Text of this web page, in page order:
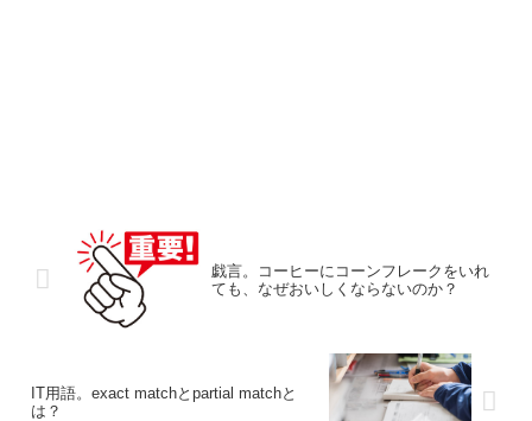
戯言。コーヒーにコーンフレークをいれ
ても、なぜおいしくならないのか？
IT用語。exact matchとpartial matchと
は？